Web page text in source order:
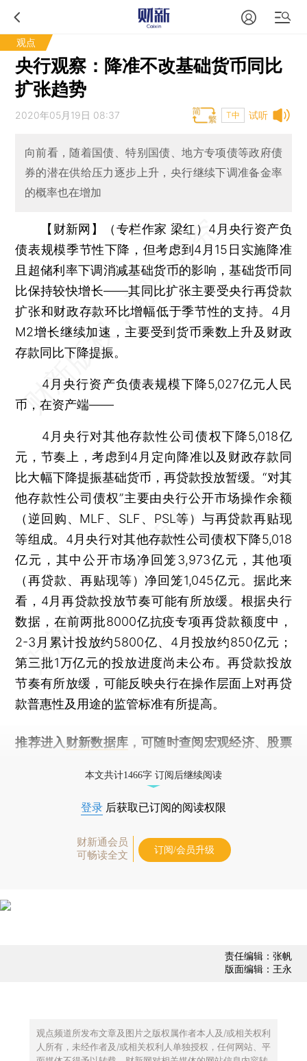
观点
央行观察：降准不改基础货币同比
扩张趋势
试听
2020年05月19日 08:37 T中
向前看，随着国债、特别国债、地方专项债等政府债
券的潜在供给压力逐步上升，央行继续下调准备金率
的概率也在增加
【财新网】（专栏作家 梁红） 4月央行资产负
债表规模季节性下降，但考虑到4月15日实施降准
且超储利率下调消减基础货币的影响，基础货币同
比保持较快增长——其同比扩张主要受央行再贷款
扩张和财政存款环比增幅低于季节性的支持。4月
M2增长继续加速，主要受到货币乘数上升及财政
存款同比下降提振。
4月央行资产负债表规模下降5,027亿元人民
币，在资产端——
4月央行对其他存款性公司债权下降5,018亿
元，节奏上，考虑到4月定向降准以及财政存款同
比大幅下降提振基础货币，再贷款投放暂缓。“对其
他存款性公司债权”主要由央行公开市场操作余额
（逆回购、MLF、SLF、PSL等）与再贷款再贴现
等组成。4月央行对其他存款性公司债权下降5,018
亿元，其中公开市场净回笼3,973亿元，其他项
（再贷款、再贴现等）净回笼1,045亿元。据此来
看，4月再贷款投放节奏可能有所放缓。根据央行
数据，在前两批8000亿抗疫专项再贷款额度中，
2-3月累计投放约5800亿、4月投放约850亿元；
第三批1万亿元的投放进度尚未公布。再贷款投放
节奏有所放缓，可能反映央行在操作层面上对再贷
款普惠性及用途的监管标准有所提高。
推荐进入 财新数据库 ，可随时查阅宏观经济、股票
本文共计1466字 订阅后继续阅读
登录 后获取已订阅的阅读权限
财新通会员
可畅读全文
订阅/会员升级
责任编辑：张帆
版面编辑：王永
观点频道所发布文章及图片之版权属作者本人及/或相关权利
人所有，未经作者及/或相关权利人单独授权，任何网站、平